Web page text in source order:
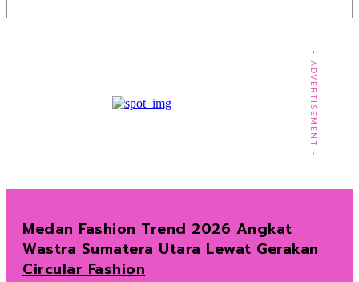
- ADVERTISEMENT -
Medan Fashion Trend 2026 Angkat
Wastra Sumatera Utara Lewat Gerakan
Circular Fashion